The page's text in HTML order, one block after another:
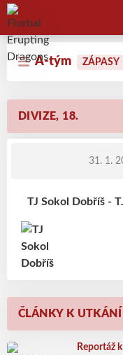
Florbal Erupting Dragons
A-tým ZÁPASY
DIVIZE, 18.
31. 1.
TJ Sokol Dobříš -
ČLÁNKY K UTKÁNÍ
Reportáž